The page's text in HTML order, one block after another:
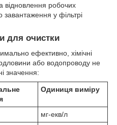
відновлення робочих
завантаження у фільтрі
для очистки
ефективно, хімічні
або водопроводу не
значення:
Одиниця виміру
мг-екв/л